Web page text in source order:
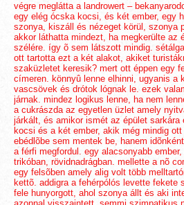
végre meglátta a landrowert –
egy elég ócska kocsi, és két ember, egy
szonya, kiszáll és nézeget körül, szonya
akkor láthatta mindezt, ha megkerülte az
szélére. így õ sem látszott mindig.
ott tartotta ezt a két alakot, akiket
szaküzletet keresik? mert ott éppen egy
címeren. könnyû lenne elhinni, ugyanis a
vascsövek és drótok lógnak le. ezek
járnak. mindez logikus lenne, ha nem
a cukrászda az egyetlen üzlet amely
járkált, és amikor ismét az épület sarkára
kocsi és a két ember, akik még mindig
ebédlõbe sem mentek be, hanem
a férfi megfordul. egy alacsonyabb
trikóban, rövidnadrágban. mellette a nõ
egy felsõben amely alig volt több
kettõ. addigra a fehérpólós levette fekete
fele hunyorgott, ahol szonya állt és aki